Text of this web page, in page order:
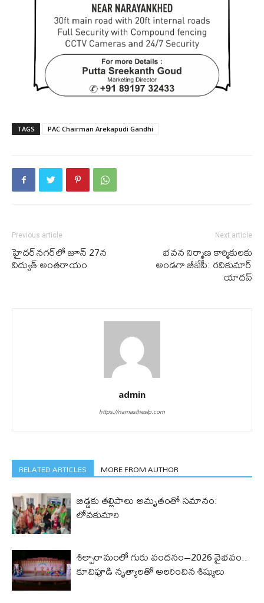
TAGS PAC Chairman Arekapudi Gandhi
Previous article
హైదర్‌నగర్‌లో జూన్ 27న
విద్యుత్ అంతరాయం
Next article
భవన నిర్మాణ కార్మికులకు
అండగా బీజేపీ: రవికుమార్
యాదవ్
admin
https://namastheslp.com
RELATED ARTICLES MORE FROM AUTHOR
బిడ్డ‌కు త‌ల్లిపాలు అమృతంతో స‌మానం:
లోవ‌కుమారి
శిల్పారామంలో గురు వందనం–2026 వైభవం..
కూచిపూడి నృత్యాలతో అలరించిన శిష్యులు